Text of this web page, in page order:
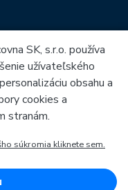
SK, s.r.o. používa
užívateľského
obsahu a
cookies a
stranám.
súkromia kliknete sem.